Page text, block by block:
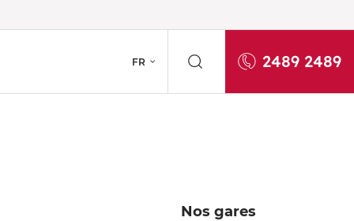
FR 2489 2489
Nos gares